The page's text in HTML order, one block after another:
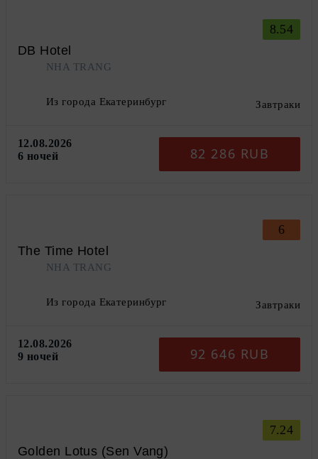
8.54
DB Hotel
NHA TRANG
Из города Екатеринбург Завтраки
12.08.2026
6 ночей
82 286 RUB
6
The Time Hotel
NHA TRANG
Из города Екатеринбург Завтраки
12.08.2026
9 ночей
92 646 RUB
7.24
Golden Lotus (Sen Vang)